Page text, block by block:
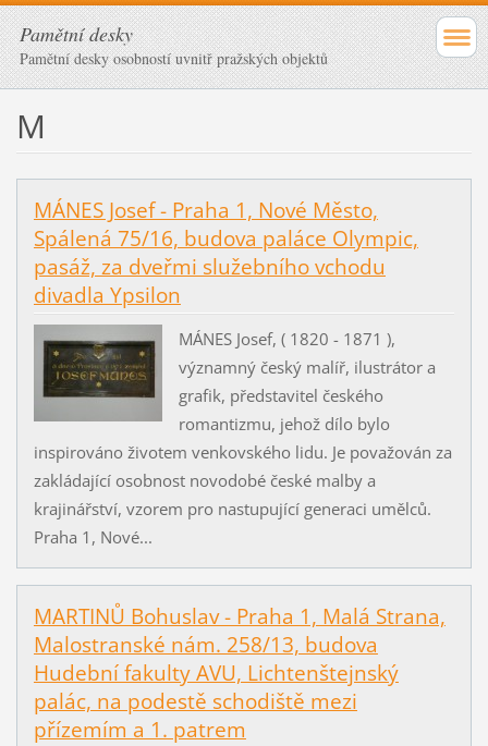
Pamětní desky
Pamětní desky osobností uvnitř pražských objektů
M
MÁNES Josef - Praha 1, Nové Město,
Spálená 75/16, budova paláce Olympic,
pasáž, za dveřmi služebního vchodu
divadla Ypsilon
MÁNES Josef, ( 1820 - 1871 ),
významný český malíř, ilustrátor a
grafik, představitel českého
romantizmu, jehož dílo bylo
inspirováno životem venkovského lidu. Je považován za
zakládající osobnost novodobé české malby a
krajinářství, vzorem pro nastupující generaci umělců.
Praha 1, Nové...
MARTINŮ Bohuslav - Praha 1, Malá Strana,
Malostranské nám. 258/13, budova
Hudební fakulty AVU, Lichtenštejnský
palác, na podestě schodiště mezi
přízemím a 1. patrem